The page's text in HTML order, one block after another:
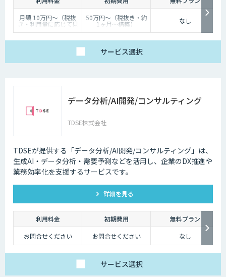
月額 10万円〜（税抜
き・利用量に応じて見
積り）
50万円〜（税抜き・約
1ヶ月〜構築） なし
サービス選択
データ分析/AI開発/コンサルティング
TDSE株式会社
TDSEが提供する「データ分析/AI開発/コンサルティング」は、
生成AI・データ分析・需要予測などを活用し、企業のDX推進や
業務効率化を支援するサービスです。
詳細を見る
利用料金 初期費用
無料プラン
お問合せください
お問合せください なし
サービス選択